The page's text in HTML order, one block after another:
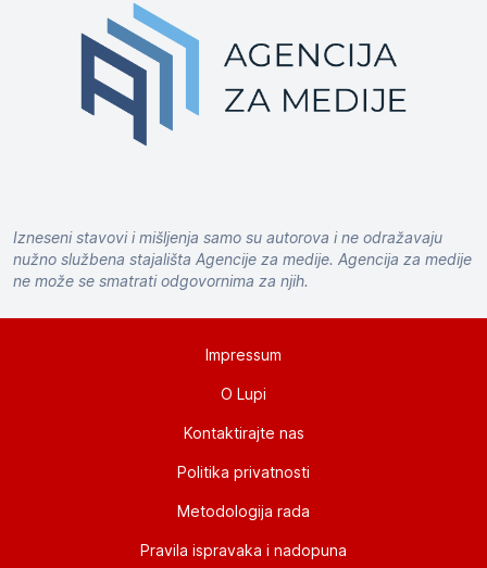
Izneseni stavovi i mišljenja samo su autorova i ne odražavaju
nužno službena stajališta Agencije za medije. Agencija za medije
ne može se smatrati odgovornima za njih.
Impressum
O Lupi
Kontaktirajte nas
Politika privatnosti
Metodologija rada
Pravila ispravaka i nadopuna